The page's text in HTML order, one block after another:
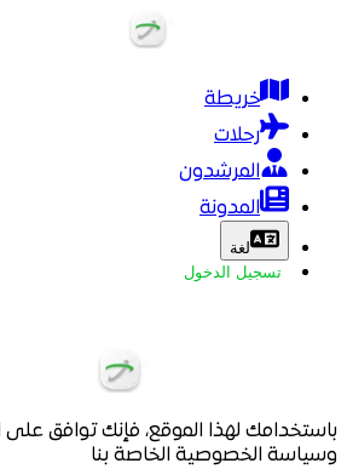
خريطة
رحلات
المرشدون
المدونة
لغة
تسجيل الدخول
باستخدامك لهذا الموقع، فإنك توافق
وسياسة الخصوصية الخاصة بنا